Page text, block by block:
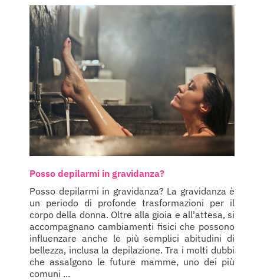
Posso depilarmi in gravidanza?
Posso depilarmi in gravidanza? La gravidanza è
un periodo di profonde trasformazioni per il
corpo della donna. Oltre alla gioia e all'attesa, si
accompagnano cambiamenti fisici che possono
influenzare anche le più semplici abitudini di
bellezza, inclusa la depilazione. Tra i molti dubbi
che assalgono le future mamme, uno dei più
comuni ...